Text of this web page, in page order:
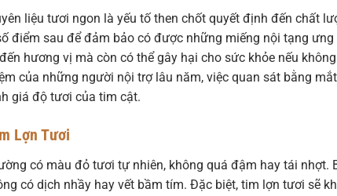
liệu tươi ngon là yếu tố then chốt quyết định đến chất
điểm sau để đảm bảo có được những miếng nội tạng
hương vị mà còn có thể gây hại cho sức khỏe nếu
của những người nội trợ lâu năm, việc quan sát bằng
giá độ tươi của tim cật.
Lợn Tươi
có màu đỏ tươi tự nhiên, không quá đậm hay tái nhợt.
có dịch nhầy hay vết bầm tím. Đặc biệt, tim lợn tươi sẽ